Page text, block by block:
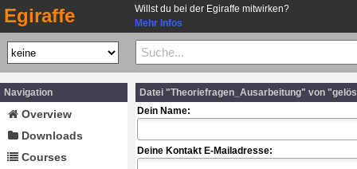
Egiraffe
Willst du bei der Egiraffe mitwirken?
Mehr Infos
Navigation
Overview
Downloads
Courses
Datei "Theoriefragen_Ausarbeitung" von
Dein Name:
Deine Kontakt E-Mailadresse: